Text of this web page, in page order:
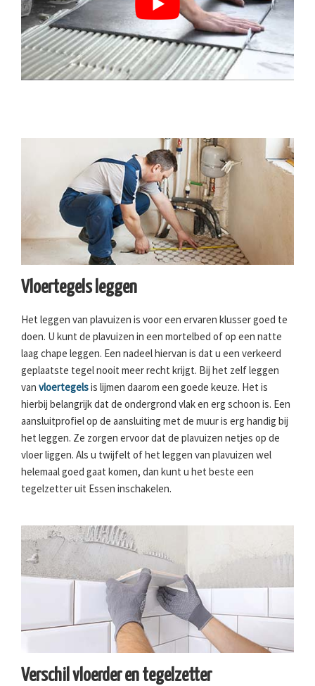
Vloertegels leggen
Het leggen van plavuizen is voor een ervaren klusser goed te
doen. U kunt de plavuizen in een mortelbed of op een natte
laag chape leggen. Een nadeel hiervan is dat u een verkeerd
geplaatste tegel nooit meer recht krijgt. Bij het zelf leggen
van vloertegelsis lijmen daarom een goede keuze. Het is
hierbij belangrijk dat de ondergrond vlak en erg schoon is. Een
aansluitprofiel op de aansluiting met de muur is erg handig bij
het leggen. Ze zorgen ervoor dat de plavuizen netjes op de
vloer liggen. Als u twijfelt of het leggen van plavuizen wel
helemaal goed gaat komen, dan kunt u het beste een
tegelzetter uit Essen inschakelen.
Verschil vloerder en tegelzetter